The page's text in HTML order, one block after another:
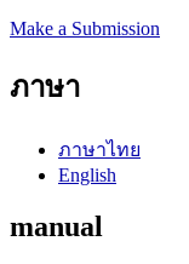
Make a Submission
ภาษา
ภาษาไทย
English
manual